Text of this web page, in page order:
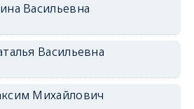
Васильевна
Васильевна
Михайлович